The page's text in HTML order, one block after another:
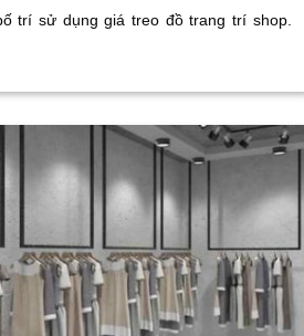
trí sử dụng giá treo đồ trang trí shop.